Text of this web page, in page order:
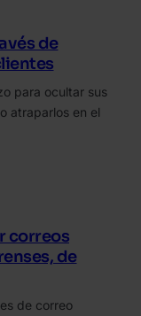
de
para ocultar sus
atraparlos en el
correos
de
de correo